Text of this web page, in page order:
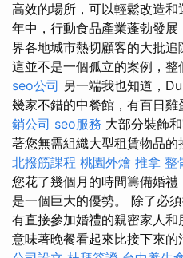
高效的場所，可以輕鬆改造和
年中，行動食品產業蓬勃發
界各地城市熱切顧客的大批追
這並不是一個孤立的案例，整
seo公司 另一端我也知道，
幾家不錯的中餐館，有百日雞
銷公司 seo服務 大部分裝飾
著您無需組織大型租賃物品的
北撥筋課程 桃園外燴 推拿 整
您花了幾個月的時間籌備婚
是一個巨大的優勢。 除了必
有直接參加婚禮的親密家人
意味著晚餐看起來比接下來